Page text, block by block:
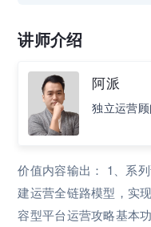
讲师介绍
阿派
独立运营
价值内容输出： 1、系
建运营全链路模型，实
容型平台运营攻略基本